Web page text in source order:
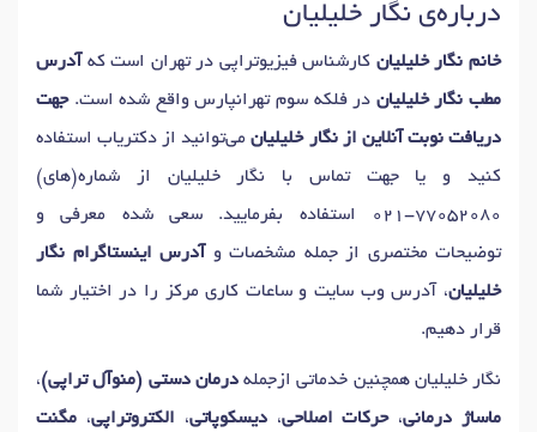
دکترزانو درد در تهران دکتررادیکولوپاتی کمری
دکترمصدومیت ورزشی در تهران دکتر آرتروز آرنج در تهران
دکترپلاسما تراپی در تهران دکترلیزر دیسک کمر و گردندر تهران
دکترتکارتراپی در تهران
درباره‌ی نگار خلیلیان
خانم نگار خلیلیان کارشناس فیزیوتراپی در تهران است که آدرس
مطب نگار خلیلیان در فلکه سوم تهرانپارس واقع شده است.جهت
دریافت نوبت آنلاین از نگار خلیلیانمی‌توانید از دکتریاب استفاده
کنید و یا جهت تماس با نگار خلیلیان از شماره(های)
021-77052080
استفاده بفرمایید. سعی شده معرفی و
توضیحات مختصری از جمله مشخصات و آدرس اینستاگرام نگار
خلیلیان، آدرس وب سایت و ساعات کاری مرکز را در اختیار شما
قرار دهیم.
نگار خلیلیان همچنین خدماتی ازجملهدرمان دستی (منوآل تراپی)،
ماساژ درمانی،حرکات اصلاحی،دیسکوپاتی، الکتروتراپی، مگنت